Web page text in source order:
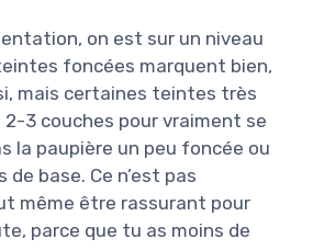
on est sur un niveau
foncées marquent bien,
mais certaines teintes très
3 couches pour vraiment se
la paupière un peu foncée ou
base. Ce n’est pas
même être rassurant pour
parce que tu as moins de